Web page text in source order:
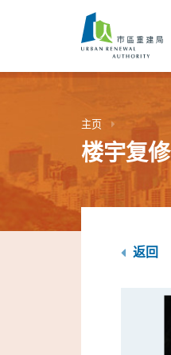
内
主页
楼宇复修
返回